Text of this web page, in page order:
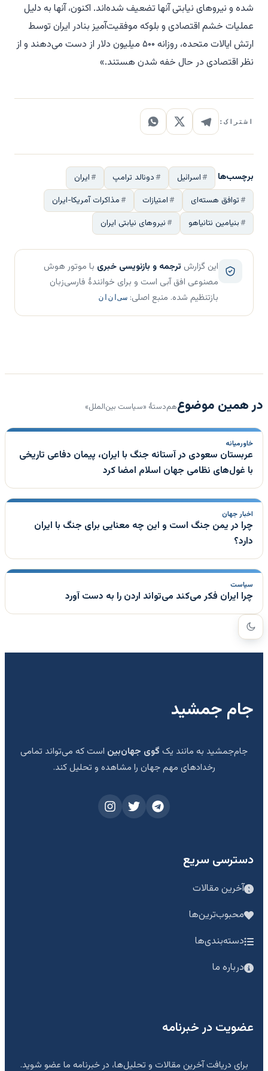
شده و نیروهای نیابتی آنها تضعیف شده‌اند. اکنون، آنها به دلیل
عملیات خشم اقتصادی و بلوکه موفقیت‌آمیز بنادر ایران توسط
ارتش ایالات متحده، روزانه ۵۰۰ میلیون دلار از دست می‌دهند و از
نظر اقتصادی در حال خفه شدن هستند.»
اشتراک:
برچسب‌ها اسرائیل دونالد ترامپ
ایران
توافق هسته‌ای
امتیازات
مذاکرات آمریکا-ایران
بنیامین نتانیاهو
نیروهای نیابتی ایران
این گزارش ترجمه و بازنویسی خبری با موتور هوش
مصنوعی افق آبی است و برای خوانندهٔ فارسی‌زبان
بازتنظیم شده. منبع اصلی: سی‌ان‌ان
در همین موضوعهم‌دستهٔ «سیاست بین‌الملل»
خاورمیانه
عربستان سعودی در آستانه جنگ با ایران، پیمان دفاعی تاریخی
با غول‌های نظامی جهان اسلام امضا کرد
اخبار جهان
چرا در یمن جنگ است و این چه معنایی برای جنگ با ایران
دارد؟
سیاست
چرا ایران فکر می‌کند می‌تواند اردن را به دست آورد
جام جمشید
جام‌جمشید به مانند یک گوی جهان‌بین است که می‌تواند تمامی
رخدادهای مهم جهان را مشاهده و تحلیل کند.
دسترسی سریع
آخرین مقالات
محبوب‌ترین‌ها
دسته‌بندی‌ها
درباره ما
عضویت در خبرنامه
برای دریافت آخرین مقالات و تحلیل‌ها، در خبرنامه ما عضو شوید.